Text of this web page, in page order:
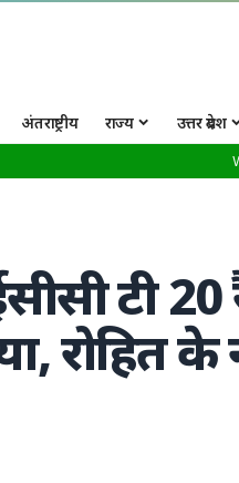
अंतराष्ट्रीय राज्य उत्तर प्रदेश
टी
रोहित